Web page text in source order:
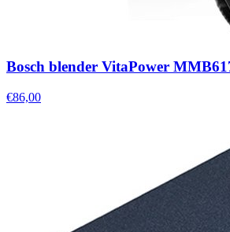
Bosch blender VitaPower
€86,00